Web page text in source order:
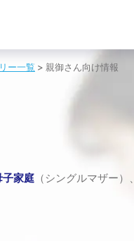
ー一覧 > 親御さん向け情報
子家庭 （シングルマザー）、